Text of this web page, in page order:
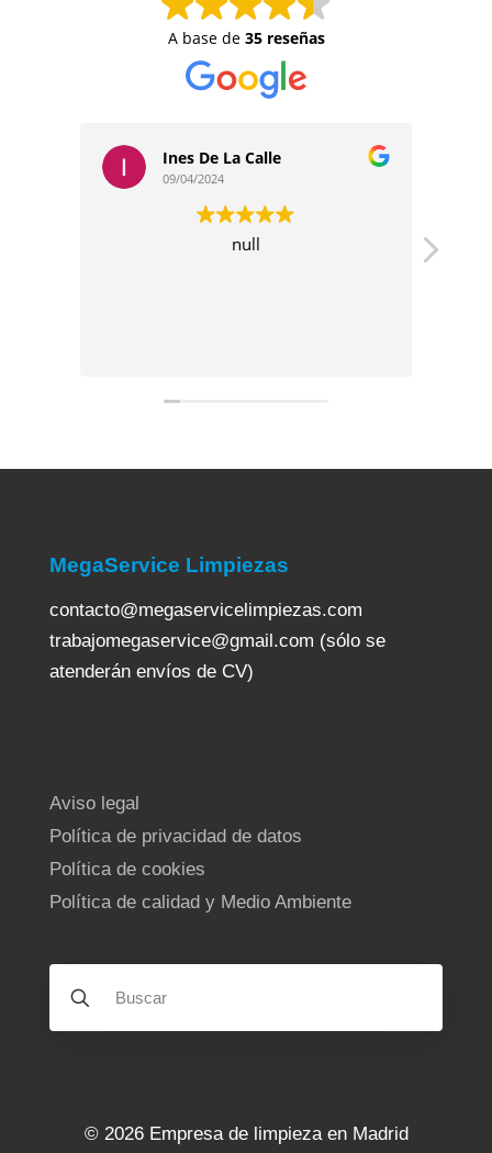
A base de 35 reseñas
Ines De La Calle David Dos Santos
Son muy
empresa. Los conozco
MegaService Limpiezas
contacto@megaservicelimpiezas.com
trabajomegaservice@gmail.com (sólo se
atenderán envíos de CV)
Aviso legal
Política de privacidad de datos
Política de cookies
Política de calidad y Medio Ambiente
© 2026 Empresa de limpieza en Madrid